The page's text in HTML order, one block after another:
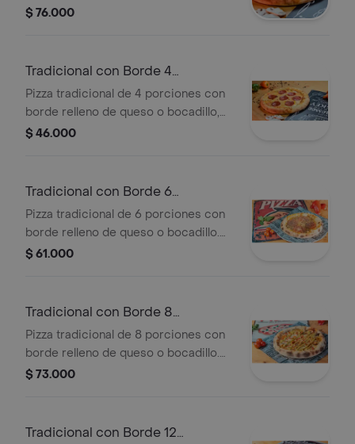
$ 76.000
Tradicional con Borde 4
Porciones
Pizza tradicional de 4 porciones con
borde relleno de queso o bocadillo,
cubierta con rodajas de pepperoni.
$ 46.000
Tradicional con Borde 6
Porciones
Pizza tradicional de 6 porciones con
borde relleno de queso o bocadillo.
Incluye rodajas de tomate y orégano.
$ 61.000
Tradicional con Borde 8
Porciones
Pizza tradicional de 8 porciones con
borde relleno de queso o bocadillo.
Incluye ingredientes visibles como
$ 73.000
Tradicional con Borde 12